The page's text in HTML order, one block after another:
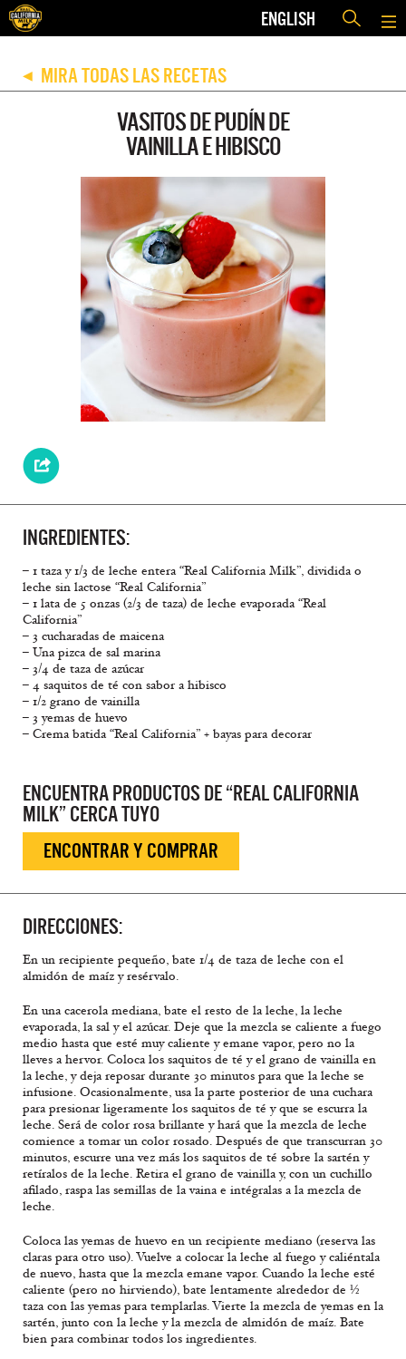
ENGLISH
◀ MIRA TODAS LAS RECETAS
VASITOS DE PUDÍN DE
VAINILLA E HIBISCO
INGREDIENTES:
– 1 taza y 1/3 de leche entera “Real California Milk”, dividida o
leche sin lactose “Real California”
– 1 lata de 5 onzas (2/3 de taza) de leche evaporada “Real
California”
– 3 cucharadas de maicena
– Una pizca de sal marina
– 3/4 de taza de azúcar
– 4 saquitos de té con sabor a hibisco
– 1/2 grano de vainilla
– 3 yemas de huevo
– Crema batida “Real California” + bayas para decorar
ENCUENTRA PRODUCTOS DE “REAL CALIFORNIA
MILK” CERCA TUYO
ENCONTRAR Y COMPRAR
DIRECCIONES:
En un recipiente pequeño, bate 1/4 de taza de leche con el
almidón de maíz y resérvalo.
En una cacerola mediana, bate el resto de la leche, la leche
evaporada, la sal y el azúcar. Deje que la mezcla se caliente a fuego
medio hasta que esté muy caliente y emane vapor, pero no la
lleves a hervor. Coloca los saquitos de té y el grano de vainilla en
la leche, y deja reposar durante 30 minutos para que la leche se
infusione. Ocasionalmente, usa la parte posterior de una cuchara
para presionar ligeramente los saquitos de té y que se escurra la
leche. Será de color rosa brillante y hará que la mezcla de leche
comience a tomar un color rosado. Después de que transcurran 30
minutos, escurre una vez más los saquitos de té sobre la sartén y
retíralos de la leche. Retira el grano de vainilla y, con un cuchillo
afilado, raspa las semillas de la vaina e intégralas a la mezcla de
leche.
Coloca las yemas de huevo en un recipiente mediano (reserva las
claras para otro uso). Vuelve a colocar la leche al fuego y caliéntala
de nuevo, hasta que la mezcla emane vapor. Cuando la leche esté
caliente (pero no hirviendo), bate lentamente alrededor de ½
taza con las yemas para templarlas. Vierte la mezcla de yemas en la
sartén, junto con la leche y la mezcla de almidón de maíz. Bate
bien para combinar todos los ingredientes.